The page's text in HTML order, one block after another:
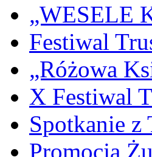
„WESELE
Festiwal
„Różowa
X Festiwal
Spotkanie z
Promocja